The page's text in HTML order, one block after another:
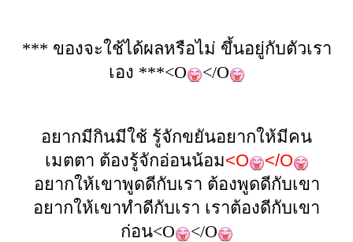
*** ของจะใช้ได้ผลหรือไม่ ขึ้นอยู่กับตัวเรา
เอง ***<O </O
อยากมีกินมีใช้ รู้จักขยันอยากให้มีคน
เมตตา ต้องรู้จักอ่อนน้อม<O
</O
อยากให้เขาพูดดีกับเรา ต้องพูดดีกับเขา
อยากให้เขาทำดีกับเรา เราต้องดีกับเขา
ก่อน<O
</O